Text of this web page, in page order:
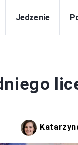
Jedzenie